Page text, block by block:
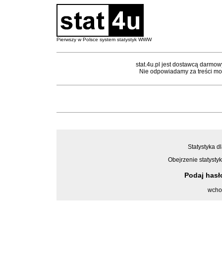
Pierwszy w Polsce system statystyk WWW
stat.4u.pl jest dostawcą
Nie odpowiadamy za treści
Statystyka
Obejrzenie
Podaj